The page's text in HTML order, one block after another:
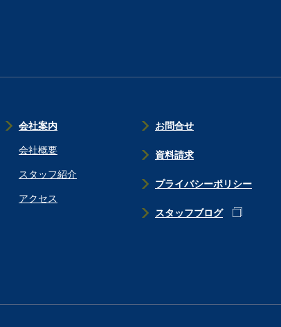
会社案内
会社概要
スタッフ紹介
アクセス
お問合せ
資料請求
プライバシーポリシー
スタッフブログ